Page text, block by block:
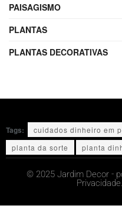
PAISAGISMO
PLANTAS
PLANTAS DECORATIVAS
Tags: cuidados dinheiro em
planta da sorte
planta
© 2025 Jardim Decor -
Privacidade.